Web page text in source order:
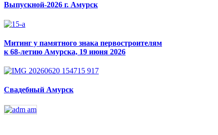
Выпускной-2026 г. Амурск
Митинг у памятного знака первостроителям
к 68-летию Амурска, 19 июня 2026
Свадебный Амурск